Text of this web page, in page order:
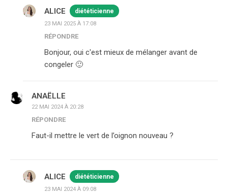
ALICE diététicienne
23 MAI 2025 À 17:08
RÉPONDRE
Bonjour, oui c'est mieux de mélanger avant de
congeler 🙂
ANAËLLE
22 MAI 2024 À 20:28
RÉPONDRE
Faut-il mettre le vert de l’oignon nouveau ?
ALICE diététicienne
23 MAI 2024 À 09:08